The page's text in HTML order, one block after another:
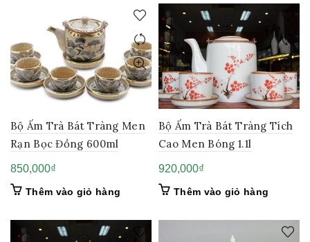
Bộ Ấm Trà Bát Tràng Men
Rạn Bọc Đồng 600ml
850,000₫
Thêm vào giỏ hàng
Bộ Ấm Trà Bát Tràng Tích
Cao Men Bóng 1.1l
920,000₫
Thêm vào giỏ hàng